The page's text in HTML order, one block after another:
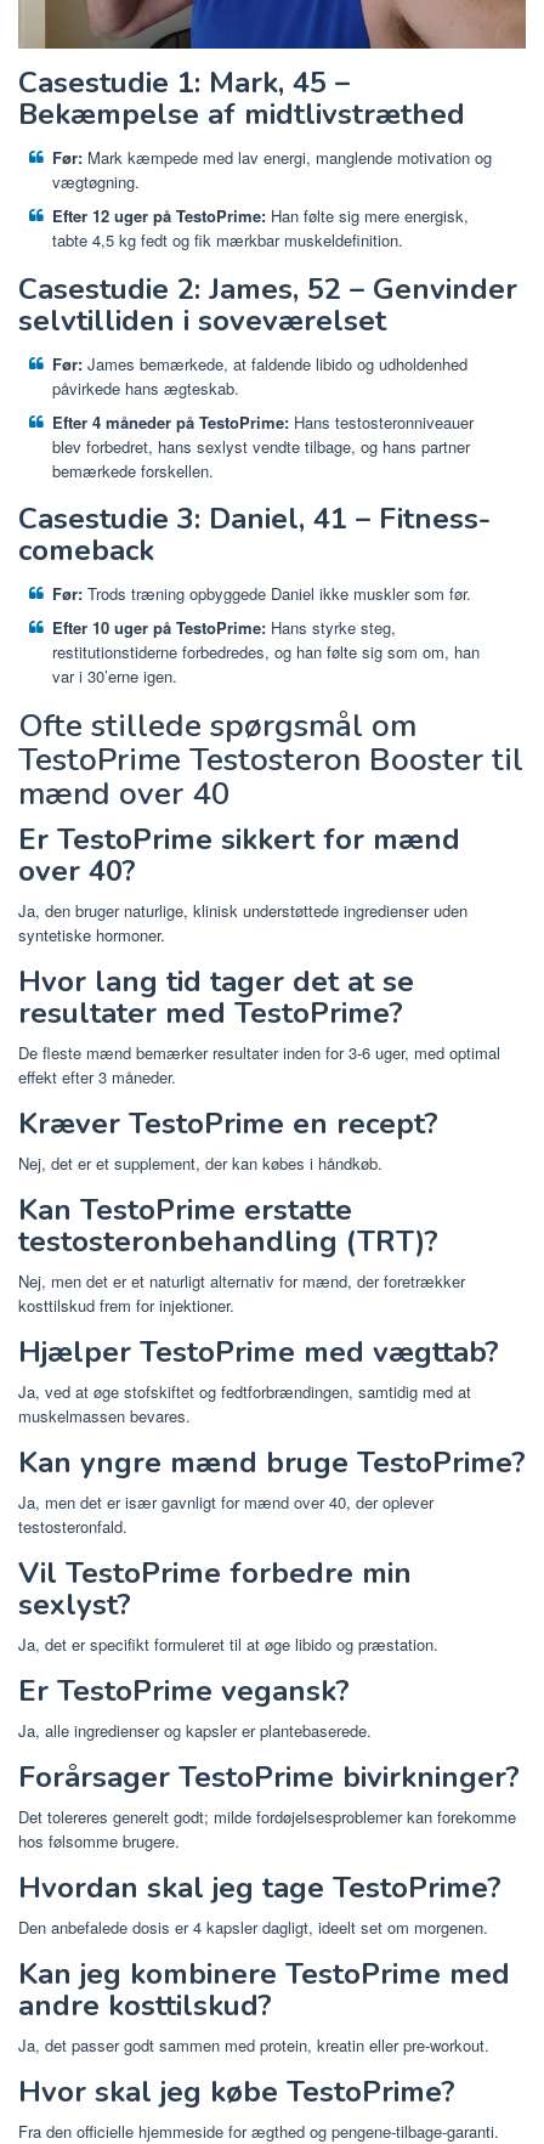
Casestudie 1: Mark, 45 –
Bekæmpelse af midtlivstræthed
Før: Mark kæmpede med lav energi, manglende motivation og
vægtøgning.
Efter 12 uger på TestoPrime: Han følte sig mere energisk,
tabte 4,5 kg fedt og fik mærkbar muskeldefinition.
Casestudie 2: James, 52 – Genvinder
selvtilliden i soveværelset
Før: James bemærkede, at faldende libido og udholdenhed
påvirkede hans ægteskab.
Efter 4 måneder på TestoPrime: Hans testosteronniveauer
blev forbedret, hans sexlyst vendte tilbage, og hans partner
bemærkede forskellen.
Casestudie 3: Daniel, 41 – Fitness-
comeback
Før: Trods træning opbyggede Daniel ikke muskler som før.
Efter 10 uger på TestoPrime: Hans styrke steg,
restitutionstiderne forbedredes, og han følte sig som om, han
var i 30’erne igen.
Ofte stillede spørgsmål om
TestoPrime Testosteron Booster til
mænd over 40
Er TestoPrime sikkert for mænd
over 40?
Ja, den bruger naturlige, klinisk understøttede ingredienser uden
syntetiske hormoner.
Hvor lang tid tager det at se
resultater med TestoPrime?
De fleste mænd bemærker resultater inden for 3-6 uger, med optimal
effekt efter 3 måneder.
Kræver TestoPrime en recept?
Nej, det er et supplement, der kan købes i håndkøb.
Kan TestoPrime erstatte
testosteronbehandling (TRT)?
Nej, men det er et naturligt alternativ for mænd, der foretrækker
kosttilskud frem for injektioner.
Hjælper TestoPrime med vægttab?
Ja, ved at øge stofskiftet og fedtforbrændingen, samtidig med at
muskelmassen bevares.
Kan yngre mænd bruge TestoPrime?
Ja, men det er især gavnligt for mænd over 40, der oplever
testosteronfald.
Vil TestoPrime forbedre min
sexlyst?
Ja, det er specifikt formuleret til at øge libido og præstation.
Er TestoPrime vegansk?
Ja, alle ingredienser og kapsler er plantebaserede.
Forårsager TestoPrime bivirkninger?
Det tolereres generelt godt; milde fordøjelsesproblemer kan forekomme
hos følsomme brugere.
Hvordan skal jeg tage TestoPrime?
Den anbefalede dosis er 4 kapsler dagligt, ideelt set om morgenen.
Kan jeg kombinere TestoPrime med
andre kosttilskud?
Ja, det passer godt sammen med protein, kreatin eller pre-workout.
Hvor skal jeg købe TestoPrime?
Fra den officielle hjemmeside for ægthed og pengene-tilbage-garanti.